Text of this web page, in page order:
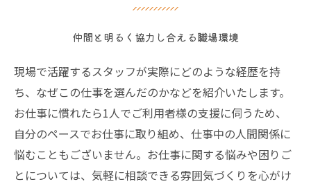
仲間と明るく協力し合える職場環境
現場で活躍するスタッフが実際にどのような経歴を持
ち、なぜこの仕事を選んだのかなどを紹介いたします。
お仕事に慣れたら1人でご利用者様の支援に伺うため、
自分のペースでお仕事に取り組め、仕事中の人間関係に
悩むこともございません。お仕事に関する悩みや困りご
とについては、気軽に相談できる雰囲気づくりを心がけ